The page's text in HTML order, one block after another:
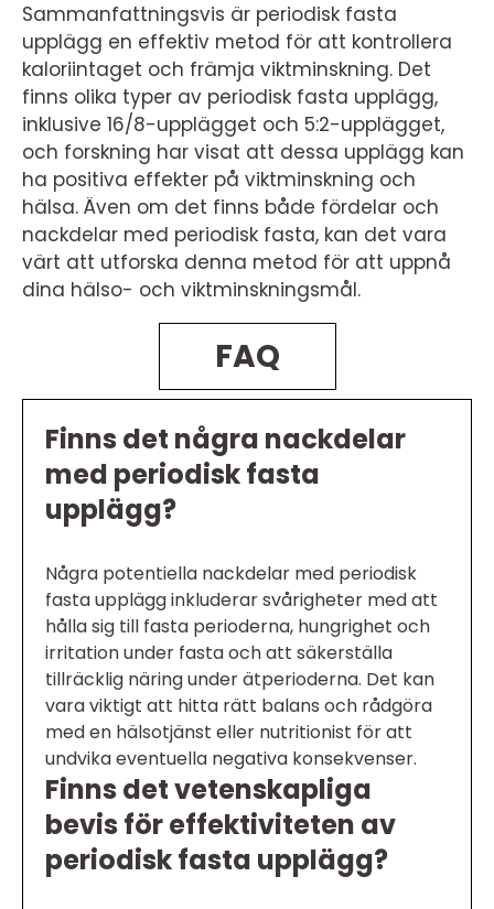
Sammanfattningsvis är periodisk fasta
upplägg en effektiv metod för att kontrollera
kaloriintaget och främja viktminskning. Det
finns olika typer av periodisk fasta upplägg,
inklusive 16/8-upplägget och 5:2-upplägget,
och forskning har visat att dessa upplägg kan
ha positiva effekter på viktminskning och
hälsa. Även om det finns både fördelar och
nackdelar med periodisk fasta, kan det vara
värt att utforska denna metod för att uppnå
dina hälso- och viktminskningsmål.
FAQ
Finns det några nackdelar
med periodisk fasta
upplägg?
Några potentiella nackdelar med periodisk
fasta upplägg inkluderar svårigheter med att
hålla sig till fasta perioderna, hungrighet och
irritation under fasta och att säkerställa
tillräcklig näring under ätperioderna. Det kan
vara viktigt att hitta rätt balans och rådgöra
med en hälsotjänst eller nutritionist för att
undvika eventuella negativa konsekvenser.
Finns det vetenskapliga
bevis för effektiviteten av
periodisk fasta upplägg?